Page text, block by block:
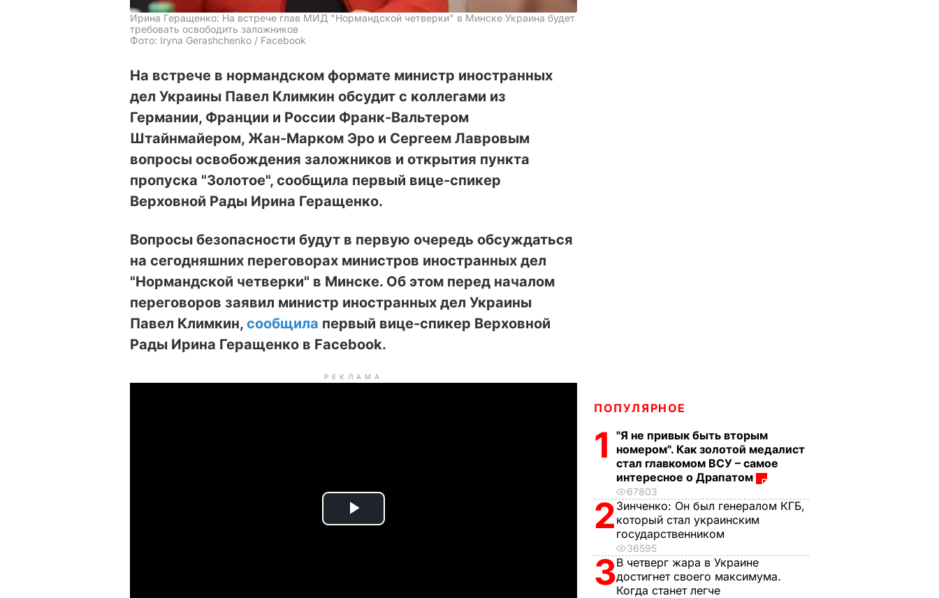
Ирина Геращенко: На встрече глав МИД "Нормандской четверки" в Минске Украина будет
требовать освободить заложников
Фото: Iryna Gerashchenko / Facebook
На встрече в нормандском формате министр иностранных
дел Украины Павел Климкин обсудит с коллегами из
Германии, Франции и России Франк-Вальтером
Штайнмайером, Жан-Марком Эро и Сергеем Лавровым
вопросы освобождения заложников и открытия пункта
пропуска "Золотое", сообщила первый вице-спикер
Верховной Рады Ирина Геращенко.
Вопросы безопасности будут в первую очередь обсуждаться
на сегодняшних переговорах министров иностранных дел
"Нормандской четверки" в Минске. Об этом перед началом
переговоров заявил министр иностранных дел Украины
Павел Климкин, сообщила первый вице-спикер Верховной
Рады Ирина Геращенко в Facebook.
РЕКЛАМА
P
ПОПУЛЯРНОЕ
1
"Я не привык быть вторым
номером". Как золотой медалист
стал главкомом ВСУ – самое
интересное о Драпатом
67803
2 Зинченко: Он был генералом КГБ,
который стал украинским
государственником
36595
3В четверг жара в Украине
достигнет своего максимума.
Когда станет легче